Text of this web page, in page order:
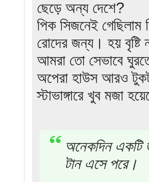
ছেড়ে অন্য দেশে?
পিক সিজনেই
রোদের জন্য। হয় বৃষ্টি
আমরা তো সেভাবে
অপেরা হাউস আরও
স্টাভাঙ্গারে খুব মজা
অনেকদিন একটি
টান এসে পরে।